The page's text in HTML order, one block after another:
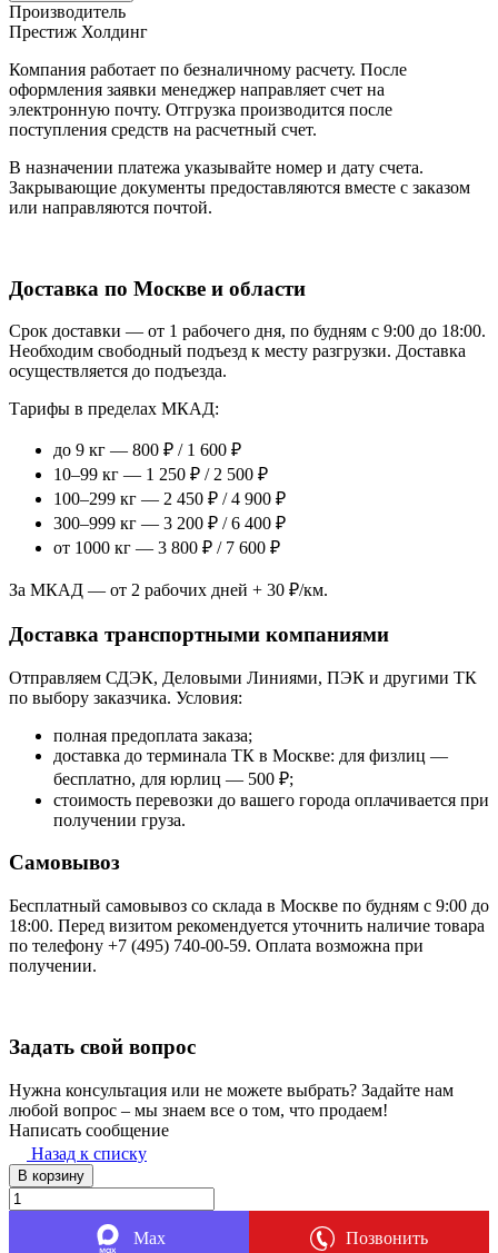
Производитель
Престиж Холдинг
Компания работает по безналичному расчету. После
оформления заявки менеджер направляет счет на
электронную почту. Отгрузка производится после
поступления средств на расчетный счет.
В назначении платежа указывайте номер и дату счета.
Закрывающие документы предоставляются вместе с заказом
или направляются почтой.
Доставка по Москве и области
Срок доставки — от 1 рабочего дня, по будням с 9:00 до 18:00.
Необходим свободный подъезд к месту разгрузки. Доставка
осуществляется до подъезда.
Тарифы в пределах МКАД:
до 9 кг — 800 ₽ / 1 600 ₽
10–99 кг — 1 250 ₽ / 2 500 ₽
100–299 кг — 2 450 ₽ / 4 900 ₽
300–999 кг — 3 200 ₽ / 6 400 ₽
от 1000 кг — 3 800 ₽ / 7 600 ₽
За МКАД — от 2 рабочих дней + 30 ₽/км.
Доставка транспортными компаниями
Отправляем СДЭК, Деловыми Линиями, ПЭК и другими ТК
по выбору заказчика. Условия:
полная предоплата заказа;
доставка до терминала ТК в Москве: для физлиц —
бесплатно, для юрлиц — 500 ₽;
стоимость перевозки до вашего города оплачивается при
получении груза.
Самовывоз
Бесплатный самовывоз со склада в Москве по будням с 9:00 до
18:00. Перед визитом рекомендуется уточнить наличие товара
по телефону +7 (495) 740-00-59. Оплата возможна при
получении.
Задать свой вопрос
Нужна консультация или не можете выбрать? Задайте нам
любой вопрос – мы знаем все о том, что продаем!
Написать сообщение
Назад к списку
В корзину
Max Позвонить